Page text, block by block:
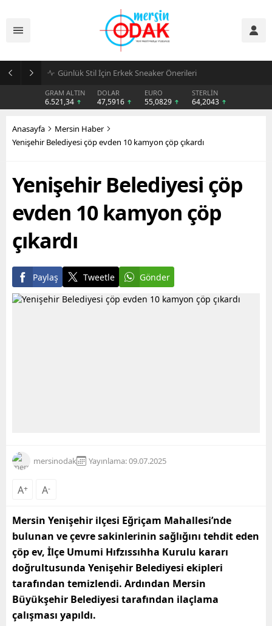
Günlük Stil İçin Erkek Sneaker Önerileri
GRAM ALTIN
6.521,34
DOLAR
47,5916
EURO
55,0829
STERLİN
64,2043
Anasayfa
Mersin Haber
Yenişehir Belediyesi çöp evden 10 kamyon çöp çıkardı
Yenişehir Belediyesi çöp
evden 10 kamyon çöp
çıkardı
Paylaş Tweetle Gönder
mersinodak Yayınlama: 09.07.2025
A+ A-
Mersin Yenişehir ilçesi Eğriçam Mahallesi’nde
bulunan ve çevre sakinlerinin sağlığını tehdit eden
çöp ev, İlçe Umumi Hıfzıssıhha Kurulu kararı
doğrultusunda Yenişehir Belediyesi ekipleri
tarafından temizlendi. Ardından Mersin
Büyükşehir Belediyesi tarafından ilaçlama
çalışması yapıldı.